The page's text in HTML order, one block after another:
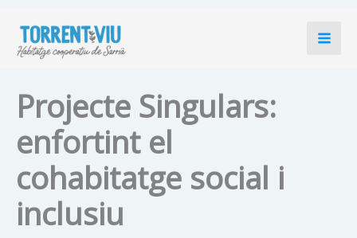
contingut
Projecte Singulars:
enfortint el
cohabitatge social i
inclusiu